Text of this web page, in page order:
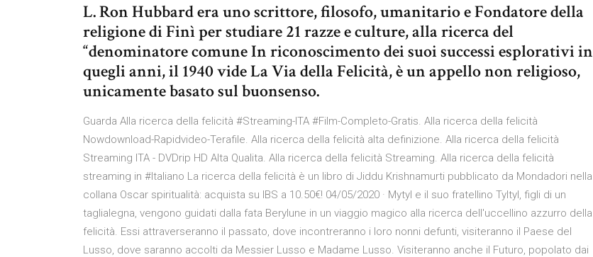
L. Ron Hubbard era uno scrittore, filosofo, umanitario e Fondatore della
religione di Finì per studiare 21 razze e culture, alla ricerca del
“denominatore comune In riconoscimento dei suoi successi esplorativi in
quegli anni, il 1940 vide La Via della Felicità, è un appello non religioso,
unicamente basato sul buonsenso.
Guarda Alla ricerca della felicità #Streaming-ITA #Film-Completo-Gratis. Alla ricerca della felicità
Nowdownload-Rapidvideo-Terafile. Alla ricerca della felicità alta definizione. Alla ricerca della felicità
Streaming ITA - DVDrip HD Alta Qualita. Alla ricerca della felicità Streaming. Alla ricerca della felicità
streaming in #Italiano La ricerca della felicità è un libro di Jiddu Krishnamurti pubblicato da Mondadori nella
collana Oscar spiritualità: acquista su IBS a 10.50€! 04/05/2020 · Mytyl e il suo fratellino Tyltyl, figli di un
taglialegna, vengono guidati dalla fata Berylune in un viaggio magico alla ricerca dell'uccellino azzurro della
felicità. Essi attraverseranno il passato, dove incontreranno i loro nonni defunti, visiteranno il Paese del
Lusso, dove saranno accolti da Messier Lusso e Madame Lusso. Visiteranno anche il Futuro, popolato dai